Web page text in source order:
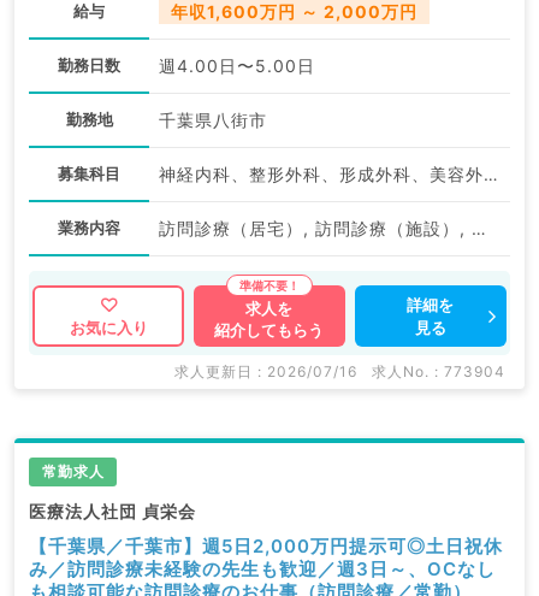
給与 年収1,600万円 ～ 2,000万円
勤務日数 週4.00日〜5.00日
勤務地 千葉県八街市
募集科目 神経内科、整形外科、形成外科、美容外科、脳神経外科、呼吸器外科、心臓血管外科、小児外科、泌尿器科、一般内科、循環器内科、呼吸器内科、消化器内科、内分泌・代謝内科、腎臓内科、老年内科、外科系全般、一般外科、消化器外科、乳腺外科、大腸・肛門外科、脊髄・脊椎外科
業務内容 訪問診療（居宅）, 訪問診療（施設）, その他
お気に入り
求人を
紹介してもらう
詳細を
見る
求人更新日 : 2026/07/16 求人No. : 773904
常勤求人
医療法人社団 貞栄会
【千葉県／千葉市】週5日2,000万円提示可◎土日祝休
み／訪問診療未経験の先生も歓迎／週3日～、OCなし